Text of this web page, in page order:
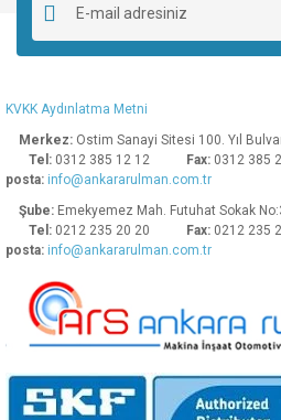
Ürün açıklamasında eksik bilgiler
Ürün bilgilerinde hatalar
Ürün fiyatı diğer sitelerden daha
Bu ürüne benzer farklı alternatifler
KVKK Aydınlatma Metni
Merkez: Ostim Sanayi Sitesi 100.
Tel: 0312 385 12 12 Fax: 0312
posta: info@ankararulman.com.tr
Şube: Emekyemez Mah. Futuhat
Tel: 0212 235 20 20 Fax: 0212
posta: info@ankararulman.com.tr